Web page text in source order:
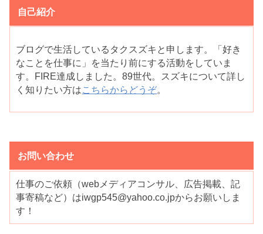
自己紹介
ブログで生活しているタクスズキと申します。「好き
なことを仕事に」を当たり前にする活動をしていま
す。FIRE達成しました。89世代。スズキについて詳し
く知りたい方はこちらからどうぞ。
お問い合わせ
仕事のご依頼（webメディアコンサル、広告掲載、記
事寄稿など）はiwgp545@yahoo.co.jpからお願いしま
す！